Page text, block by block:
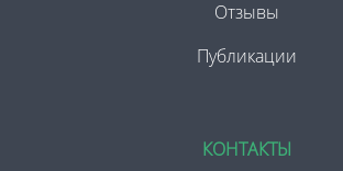
Отзывы
Публикации
КОНТАКТЫ